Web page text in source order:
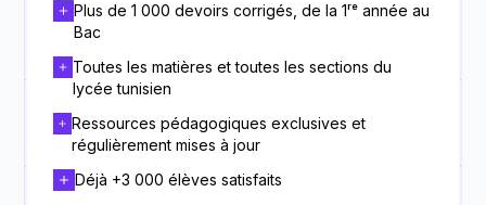
Plus de 1 000 devoirs corrigés, de la 1ʳᵉ année au
Bac
Toutes les matières et toutes les sections du
lycée tunisien
Ressources pédagogiques exclusives et
régulièrement mises à jour
Déjà +3 000 élèves satisfaits